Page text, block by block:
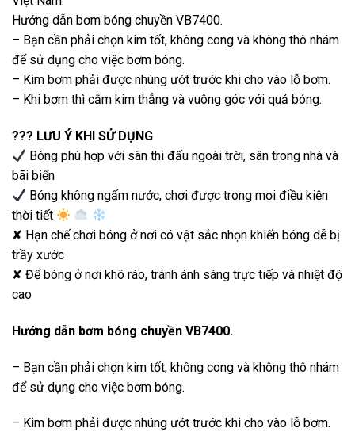
Hướng dẫn bơm bóng chuyền VB7400.
– Bạn cần phải chọn kim tốt, không cong và không thô nhám
để sử dụng cho việc bơm bóng.
– Kim bơm phải được nhúng ướt trước khi cho vào lỗ bơm.
– Khi bơm thì cắm kim thẳng và vuông góc với quả bóng.️
?️?️? LƯU Ý KHI SỬ DỤNG
Bóng phù hợp với sân thi đấu ngoài trời, sân trong nhà và
bãi biển
Bóng không ngấm nước, chơi được trong mọi điều kiện
thời tiết
✘ Hạn chế chơi bóng ở nơi có vật sắc nhọn khiến bóng dễ bị
trầy xước
✘ Để bóng ở nơi khô ráo, tránh ánh sáng trực tiếp và nhiệt độ
cao
Hướng dẫn bơm bóng chuyền VB7400.
– Bạn cần phải chọn kim tốt, không cong và không thô nhám
để sử dụng cho việc bơm bóng.
– Kim bơm phải được nhúng ướt trước khi cho vào lỗ bơm.